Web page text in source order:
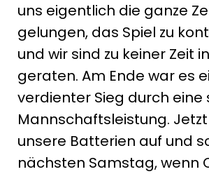
uns eigentlich die ganze
gelungen, das Spiel zu
und wir sind zu keiner Zeit
geraten. Am Ende war es
verdienter Sieg durch eine
Mannschaftsleistung.
unsere Batterien auf und
nächsten Samstag, wenn